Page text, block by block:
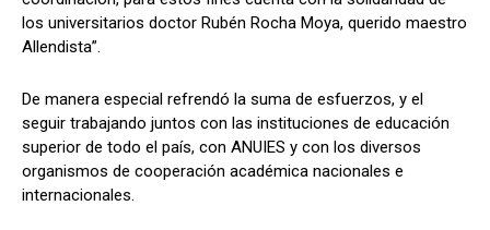
los universitarios doctor Rubén Rocha Moya, querido maestro
Allendista”.
De manera especial refrendó la suma de esfuerzos, y el
seguir trabajando juntos con las instituciones de educación
superior de todo el país, con ANUIES y con los diversos
organismos de cooperación académica nacionales e
internacionales.